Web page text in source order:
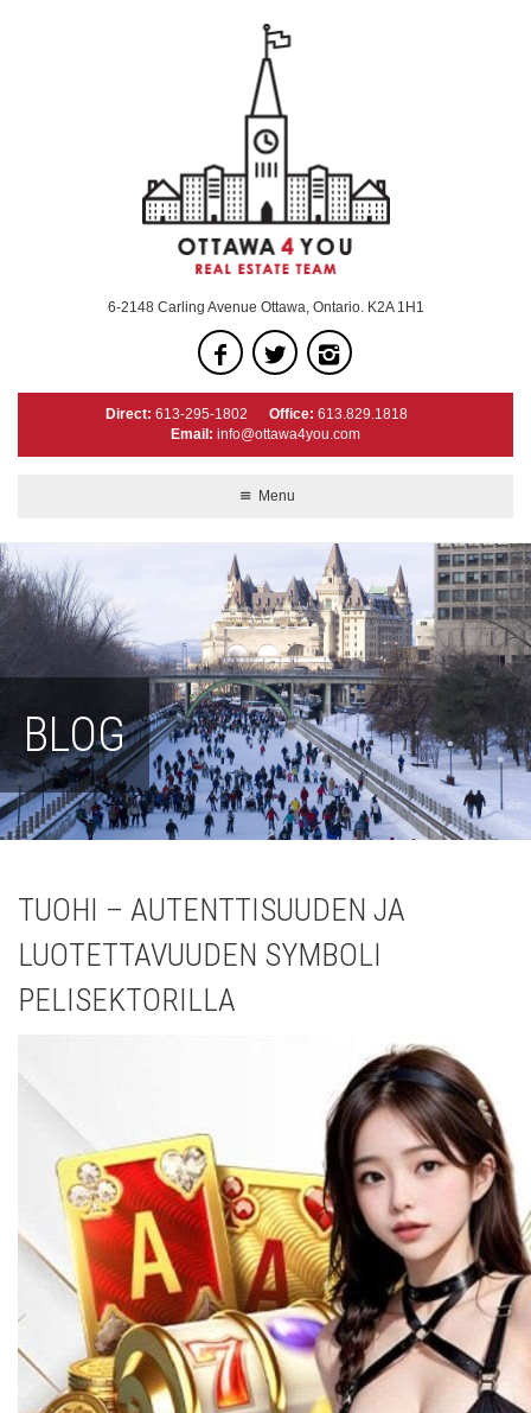
6-2148 Carling Avenue Ottawa, Ontario. K2A 1H1
Direct: 613-295-1802 Office: 613.829.1818
Email: info@ottawa4you.com
Menu
BLOG
TUOHI – AUTENTTISUUDEN JA
LUOTETTAVUUDEN SYMBOLI
PELISEKTORILLA